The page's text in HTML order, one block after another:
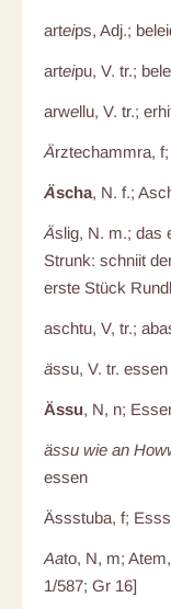
arteips, Adj.;
arteipu, V. tr.;
arwellu, V. tr.;
Ärztechammra,
Äscha, N. f.;
Äslig, N. m.; das
Strunk: schniit
erste Stück
aschtu, V, tr.;
ässu, V. tr. essen
Ässu, N, n;
ässu wie an
essen
Ässstuba, f;
Aato, N, m; Atem,
1/587; Gr 16]